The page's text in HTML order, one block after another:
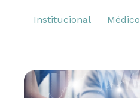
Institucional Médico